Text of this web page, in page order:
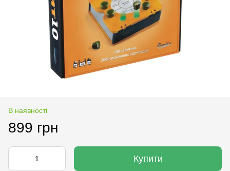
В наявності
899 грн
Купити